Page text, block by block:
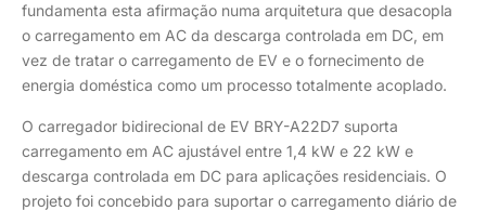
fundamenta esta afirmação numa arquitetura que desacopla
o carregamento em AC da descarga controlada em DC, em
vez de tratar o carregamento de EV e o fornecimento de
energia doméstica como um processo totalmente acoplado.
O carregador bidirecional de EV BRY-A22D7 suporta
carregamento em AC ajustável entre 1,4 kW e 22 kW e
descarga controlada em DC para aplicações residenciais. O
projeto foi concebido para suportar o carregamento diário de